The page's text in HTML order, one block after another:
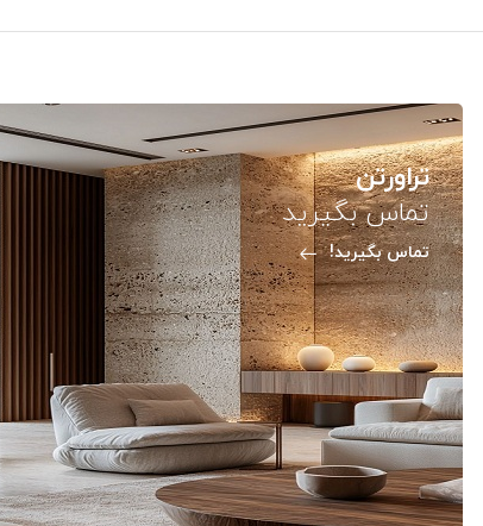
تراورتن
تماس بگیرید
تماس بگیرید!